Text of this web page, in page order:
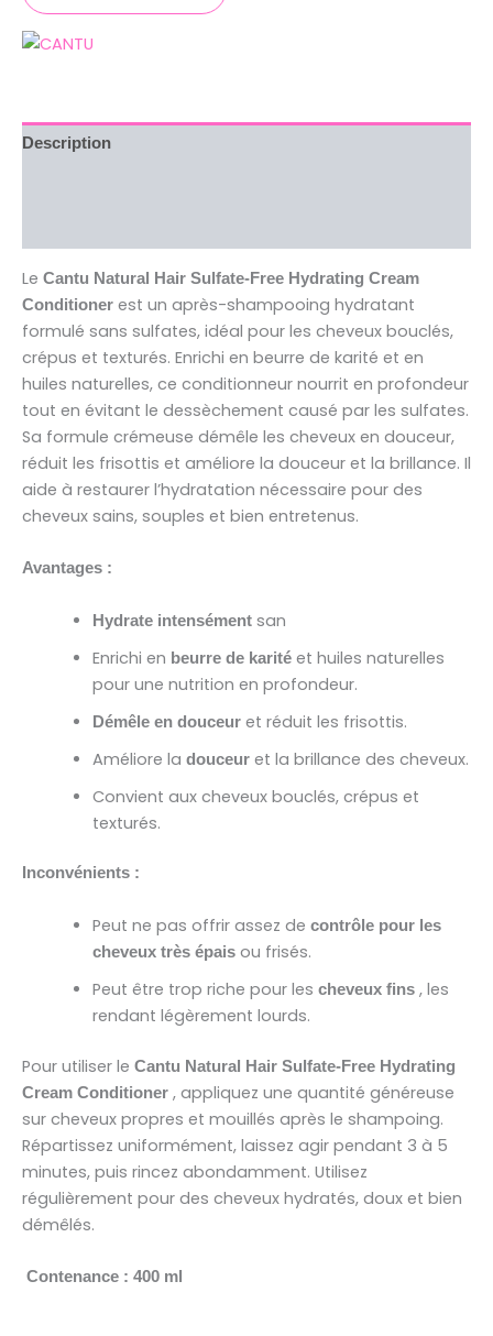
Description
Le Cantu Natural Hair Sulfate-Free Hydrating Cream
Conditioner est un après-shampooing hydratant
formulé sans sulfates, idéal pour les cheveux bouclés,
crépus et texturés. Enrichi en beurre de karité et en
huiles naturelles, ce conditionneur nourrit en profondeur
tout en évitant le dessèchement causé par les sulfates.
Sa formule crémeuse démêle les cheveux en douceur,
réduit les frisottis et améliore la douceur et la brillance. Il
aide à restaurer l’hydratation nécessaire pour des
cheveux sains, souples et bien entretenus.
Avantages :
Hydrate intensément san
Enrichi en beurre de karité et huiles naturelles
pour une nutrition en profondeur.
Démêle en douceur et réduit les frisottis.
Améliore la douceur et la brillance des cheveux.
Convient aux cheveux bouclés, crépus et
texturés.
Inconvénients :
Peut ne pas offrir assez de contrôle pour les
cheveux très épais ou frisés.
Peut être trop riche pour les cheveux fins , les
rendant légèrement lourds.
Pour utiliser le Cantu Natural Hair Sulfate-Free Hydrating
Cream Conditioner , appliquez une quantité généreuse
sur cheveux propres et mouillés après le shampoing.
Répartissez uniformément, laissez agir pendant 3 à 5
minutes, puis rincez abondamment. Utilisez
régulièrement pour des cheveux hydratés, doux et bien
démêlés.
Contenance : 400 ml